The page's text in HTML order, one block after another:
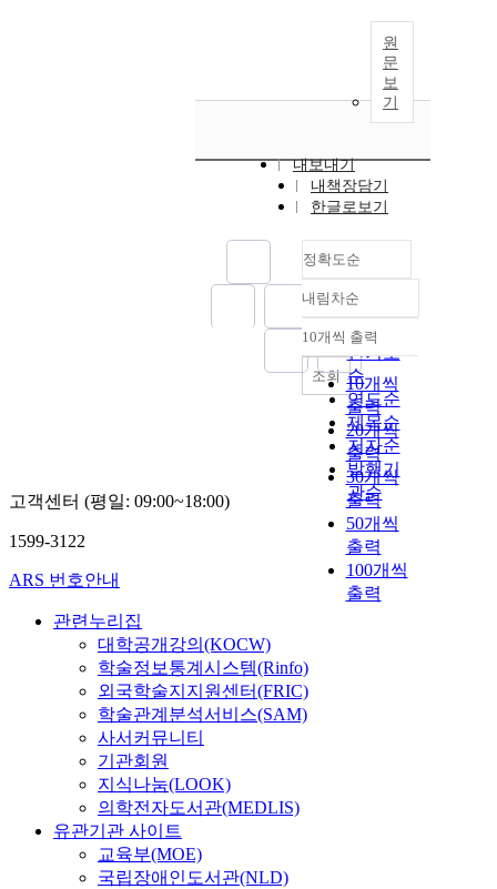
원
문
보
기
내보내기
내책장담기
한글로보기
정확도순
정확도
순
인기도
순
연도순
제목순
저자순
발행기
관순
내림차순
내림차순
10개씩 출력
10개씩
출력
20개씩
출력
30개씩
출력
50개씩
출력
100개씩
출력
조회
고객센터 (평일: 09:00~18:00)
1599-3122
ARS 번호안내
관련누리집
대학공개강의(KOCW)
학술정보통계시스템(Rinfo)
외국학술지지원센터(FRIC)
학술관계분석서비스(SAM)
사서커뮤니티
기관회원
지식나눔(LOOK)
의학전자도서관(MEDLIS)
유관기관 사이트
교육부(MOE)
국립장애인도서관(NLD)